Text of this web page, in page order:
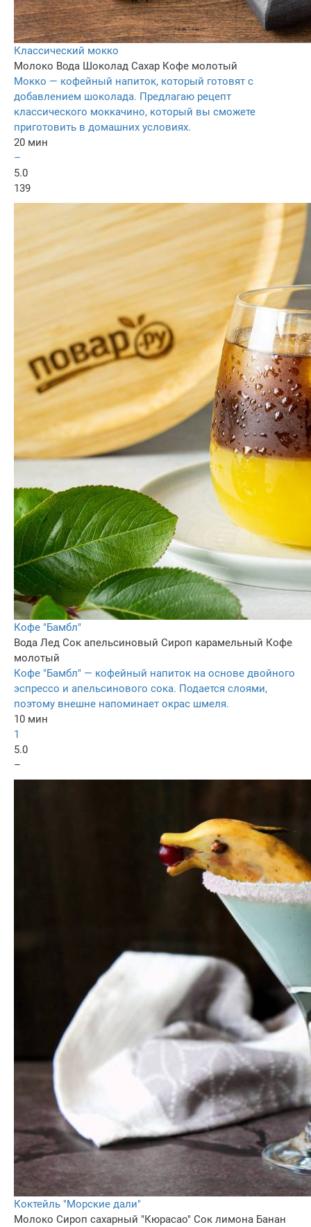
Классический мокко
Молоко Вода Шоколад Сахар Кофе молотый
Мокко — кофейный напиток, который готовят с
добавлением шоколада. Предлагаю рецепт
классического моккачино, который вы сможете
приготовить в домашних условиях.
20 мин
–
5.0
139
Кофе "Бамбл"
Вода Лед Сок апельсиновый Сироп карамельный Кофе
молотый
Кофе "Бамбл" — кофейный напиток на основе двойного
эспрессо и апельсинового сока. Подается слоями,
поэтому внешне напоминает окрас шмеля.
10 мин
1
5.0
–
Коктейль "Морские дали"
Молоко Сироп сахарный "Кюрасао" Сок лимона Банан